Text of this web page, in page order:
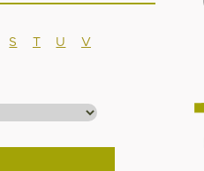
S T U
V